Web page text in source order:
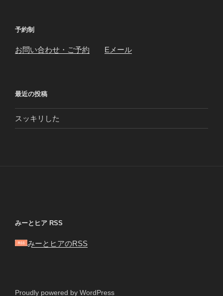
予約制
お問い合わせ・ご予約 Eメール
最近の投稿
スッキリした
みーとヒア RSS
みーとヒアのRSS
Proudly powered by WordPress